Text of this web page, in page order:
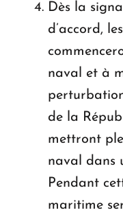
Dès la
d’accord,
naval et à
de la
mettront
naval dans
Pendant
maritime